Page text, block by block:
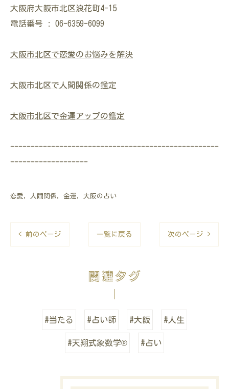
大阪府大阪市北区浪花町4-15
電話番号 : 06-6359-6099
大阪市北区で恋愛のお悩みを解決
大阪市北区で人間関係の鑑定
大阪市北区で金運アップの鑑定
---------------------------------------------------
-------------------
恋愛 人間関係 金運 大阪の占い
< 前のページ 一覧に戻る 次のページ >
関連タグ
#当たる #占い師 #大阪 #人生
#天翔式象数学® #占い